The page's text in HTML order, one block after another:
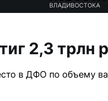
ВЛАДИВОСТОКА
2,3 трлн
в ДФО по объему